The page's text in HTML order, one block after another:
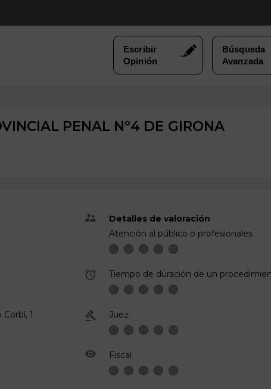
PENAL Nº4 DE GIRONA
1
Detalles de valoración
Atención al público o profesionales
Tiempo de duración de un
Juez
Fiscal